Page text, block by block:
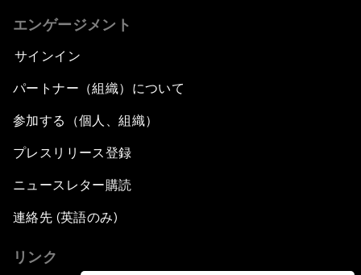
エンゲージメント
サインイン
パートナー（組織）について
参加する（個人、組織）
プレスリリース登録
ニュースレター購読
連絡先 (英語のみ)
リンク